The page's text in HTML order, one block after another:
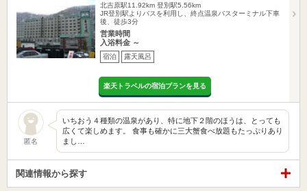
北吉原駅11.92km 登別駅5.56km
JR登別駅よりバスを利用し、終点温泉バスターミナル下車
後、徒歩3分
営業時間
入浴料金 ～
宿泊 露天風呂
楽天トラベルの宿泊プランを見る
匿名
いちおう４種類の温泉があり、特に地下２階のほうは、とっても
広くて楽しめます。 食事も確かに三大蟹食べ放題もたっぷりあり
まし…
関連情報から探す